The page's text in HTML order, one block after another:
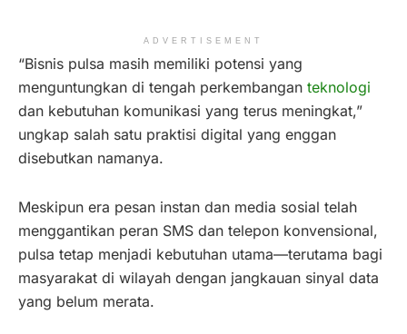
ADVERTISEMENT
“Bisnis pulsa masih memiliki potensi yang
menguntungkan di tengah perkembangan teknologi
dan kebutuhan komunikasi yang terus meningkat,”
ungkap salah satu praktisi digital yang enggan
disebutkan namanya.
Meskipun era pesan instan dan media sosial telah
menggantikan peran SMS dan telepon konvensional,
pulsa tetap menjadi kebutuhan utama—terutama bagi
masyarakat di wilayah dengan jangkauan sinyal data
yang belum merata.